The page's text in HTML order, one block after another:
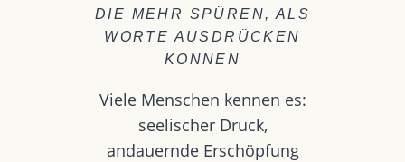
DIE MEHR SPÜREN, ALS
WORTE AUSDRÜCKEN
KÖNNEN
Viele Menschen kennen es:
seelischer Druck,
andauernde Erschöpfung